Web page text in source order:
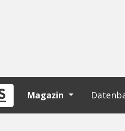
Magazin